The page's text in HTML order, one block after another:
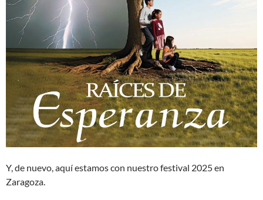
Y, de nuevo, aquí estamos con nuestro festival 2025 en
Zaragoza.